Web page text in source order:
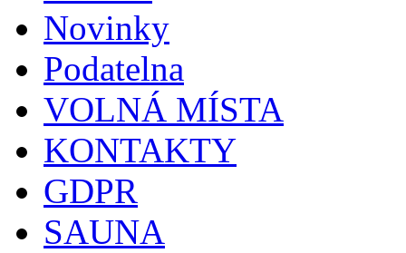
Novinky
Podatelna
VOLNÁ MÍSTA
KONTAKTY
GDPR
SAUNA